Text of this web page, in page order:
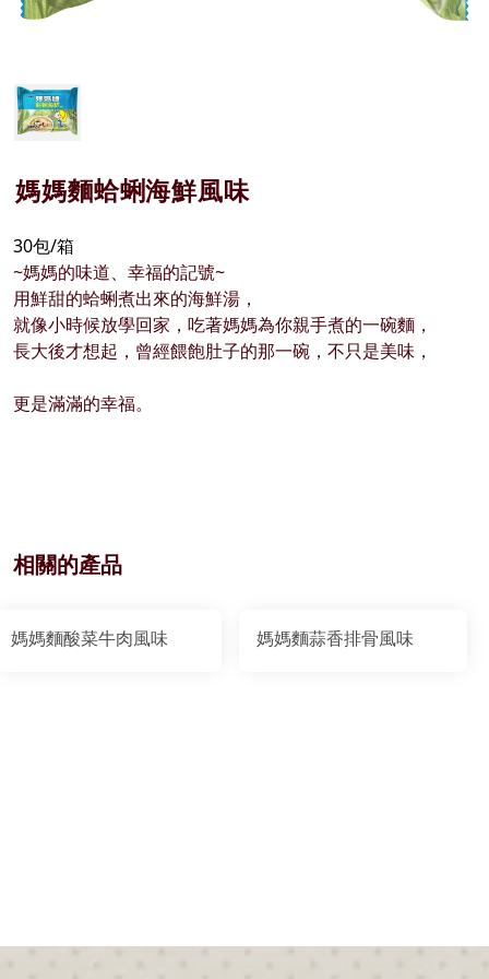
媽媽麵蛤蜊海鮮風味
30包/箱
~媽媽的味道、幸福的記號~
用鮮甜的蛤蜊煮出來的海鮮湯，
就像小時候放學回家，吃著媽媽為你親手煮的一碗麵，
長大後才想起，曾經餵飽肚子的那一碗，不只是美味，
更是滿滿的幸福。
相關的產品
媽媽麵酸菜牛肉風味 媽媽麵蒜香排骨風味